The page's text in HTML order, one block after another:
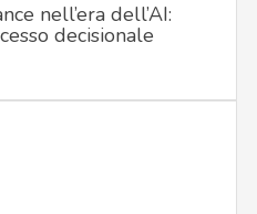
nell’era dell’AI:
decisionale